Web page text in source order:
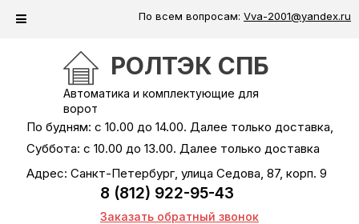
По всем вопросам: Vva-2001@yandex.ru
РОЛТЭК СПБ
Автоматика и комплектующие для
ворот
По будням: с 10.00 до 14.00. Далее только доставка,
Суббота: с 10.00 до 13.00. Далее только доставка
Адрес: Санкт-Петербург, улица Седова, 87, корп. 9
8 (812) 922-95-43
Заказать обратный звонок